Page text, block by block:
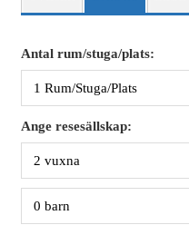
Antal rum/stuga/plats:
Ange resesällskap: